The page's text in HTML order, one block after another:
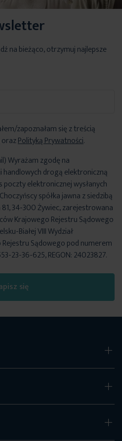
na bieżąco, otrzymuj najlepsze
zapoznałam się z treścią
orazPolityką Prywatności.
się
Wyrażam zgodę na
drogą elektroniczną
poczty elektronicznej wysłanych
Choczyńscy spółka jawna z siedzibą
81, 34-300 Żywiec, zarejestrowana
Krajowego Rejestru Sądowego
Białej VIII Wydział
Sądowego pod numerem
23-36-625, REGON: 24023827.